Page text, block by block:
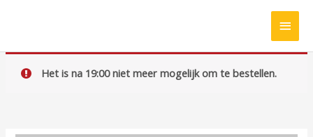
inhoud
Het is na 19:00 niet meer mogelijk om te bestellen.